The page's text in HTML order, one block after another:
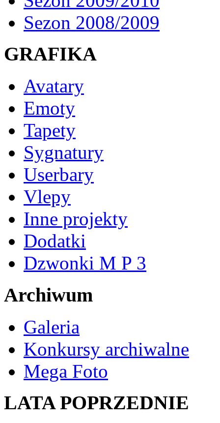
Sezon 2008/2009
GRAFIKA
Avatary
Emoty
Tapety
Sygnatury
Userbary
Vlepy
Inne projekty
Dodatki
Dzwonki M P 3
Archiwum
Galeria
Konkursy archiwalne
Mega Foto
LATA POPRZEDNIE